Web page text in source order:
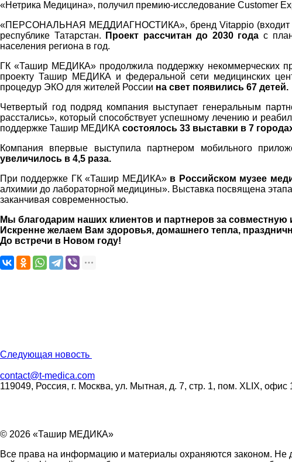
«Нетрика Медицина», получил премию-исследование Customer
«ПЕРСОНАЛЬНАЯ МЕДДИАГНОСТИКА», бренд Vitappio (входит в
республике Татарстан.
Проект рассчитан до 2030 годас
населения региона в год.
ГК «Ташир МЕДИКА» продолжила поддержку некоммерческих
проекту Ташир МЕДИКА и федеральной сети медицинских
процедур ЭКО для жителей России на свет появились 67 детей.
Четвертый год подряд компания выступает генеральным
расстались», который способствует успешному лечению и
поддержке Ташир МЕДИКА состоялось 33 выставки в 7
Компания впервые выступила партнером мобильного
увеличилось в 4,5 раза.
При поддержке ГК «Ташир МЕДИКА» в Российском музее
алхимии до лабораторной медицины». Выставка посвящена
заканчивая современностью.
Мы благодарим наших клиентов и партнеров за совместную
Искренне желаем Вам здоровья, домашнего тепла,
До встречи в Новом году!
Следующая новость
contact@t-medica.com
119049, Россия, г. Москва, ул. Мытная, д. 7, стр. 1, пом. XLIX, офис
© 2026 «Ташир МЕДИКА»
Все права на информацию и материалы охраняются законом. Не